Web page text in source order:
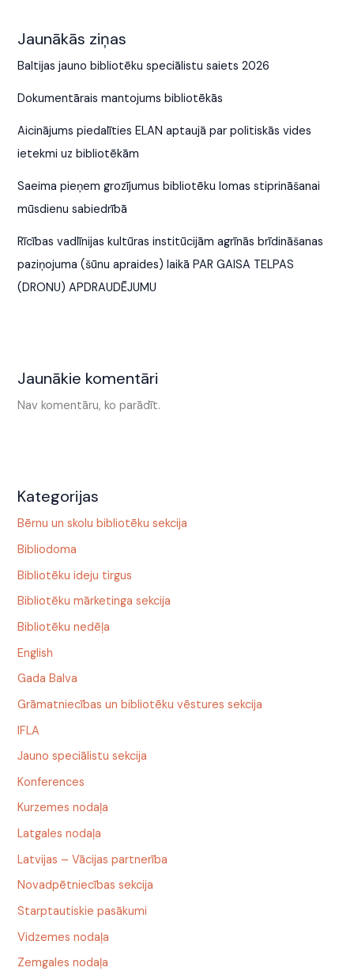
Jaunākās ziņas
Baltijas jauno bibliotēku speciālistu saiets 2026
Dokumentārais mantojums bibliotēkās
Aicinājums piedalīties ELAN aptaujā par politiskās vides
ietekmi uz bibliotēkām
Saeima pieņem grozījumus bibliotēku lomas stiprināšanai
mūsdienu sabiedrībā
Rīcības vadlīnijas kultūras institūcijām agrīnās brīdināšanas
paziņojuma (šūnu apraides) laikā PAR GAISA TELPAS
(DRONU) APDRAUDĒJUMU
Jaunākie komentāri
Nav komentāru, ko parādīt.
Kategorijas
Bērnu un skolu bibliotēku sekcija
Bibliodoma
Bibliotēku ideju tirgus
Bibliotēku mārketinga sekcija
Bibliotēku nedēļa
English
Gada Balva
Grāmatniecības un bibliotēku vēstures sekcija
IFLA
Jauno speciālistu sekcija
Konferences
Kurzemes nodaļa
Latgales nodaļa
Latvijas – Vācijas partnerība
Novadpētniecības sekcija
Starptautiskie pasākumi
Vidzemes nodaļa
Zemgales nodaļa